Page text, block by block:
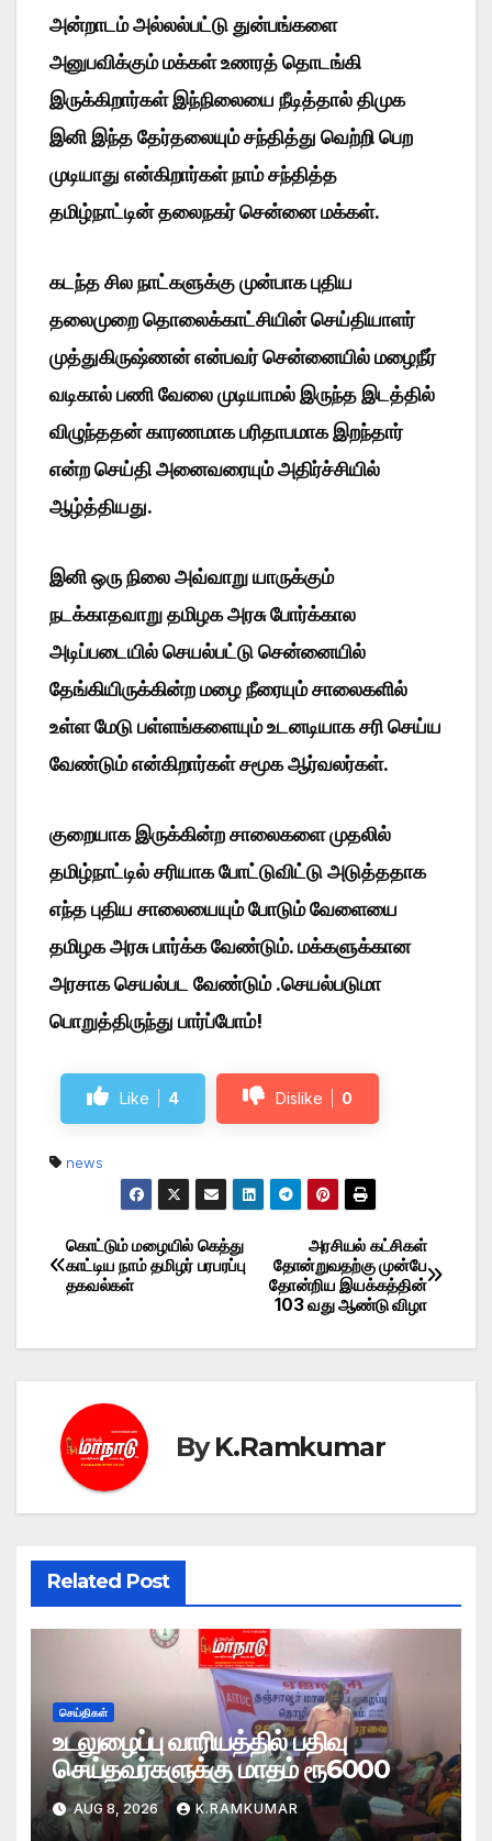
அன்றாடம் அல்லல்பட்டு துன்பங்களை
அனுபவிக்கும் மக்கள் உணரத் தொடங்கி
இருக்கிறார்கள் இந்நிலையை நீடித்தால் திமுக
இனி இந்த தேர்தலையும் சந்தித்து வெற்றி பெற
முடியாது என்கிறார்கள் நாம் சந்தித்த
தமிழ்நாட்டின் தலைநகர் சென்னை மக்கள்.
கடந்த சில நாட்களுக்கு முன்பாக புதிய
தலைமுறை தொலைக்காட்சியின் செய்தியாளர்
முத்துகிருஷ்ணன் என்பவர் சென்னையில் மழைநீர்
வடிகால் பணி வேலை முடியாமல் இருந்த இடத்தில்
விழுந்ததன் காரணமாக பரிதாபமாக இறந்தார்
என்ற செய்தி அனைவரையும் அதிர்ச்சியில்
ஆழ்த்தியது.
இனி ஒரு நிலை அவ்வாறு யாருக்கும்
நடக்காதவாறு தமிழக அரசு போர்க்கால
அடிப்படையில் செயல்பட்டு சென்னையில்
தேங்கியிருக்கின்ற மழை நீரையும் சாலைகளில்
உள்ள மேடு பள்ளங்களையும் உடனடியாக சரி செய்ய
வேண்டும் என்கிறார்கள் சமூக ஆர்வலர்கள்.
குறையாக இருக்கின்ற சாலைகளை முதலில்
தமிழ்நாட்டில் சரியாக போட்டுவிட்டு அடுத்ததாக
எந்த புதிய சாலையையும் போடும் வேளையை
தமிழக அரசு பார்க்க வேண்டும். மக்களுக்கான
அரசாக செயல்பட வேண்டும் .செயல்படுமா
பொறுத்திருந்து பார்ப்போம்!
Like 4 Dislike 0
news
Post
navigation
அரசியல் கட்சிகள்
தோன்றுவதற்கு முன்பே
தோன்றிய இயக்கத்தின்
103 வது ஆண்டு விழா
கொட்டும் மழையில் கெத்து
காட்டிய நாம் தமிழர் பரபரப்பு
தகவல்கள்
ByK.Ramkumar
Related Post
செய்திகள்
உடலுழைப்பு வாரியத்தில் பதிவு
செய்தவர்களுக்கு மாதம் ரூ6000
AUG 8, 2026 K.RAMKUMAR